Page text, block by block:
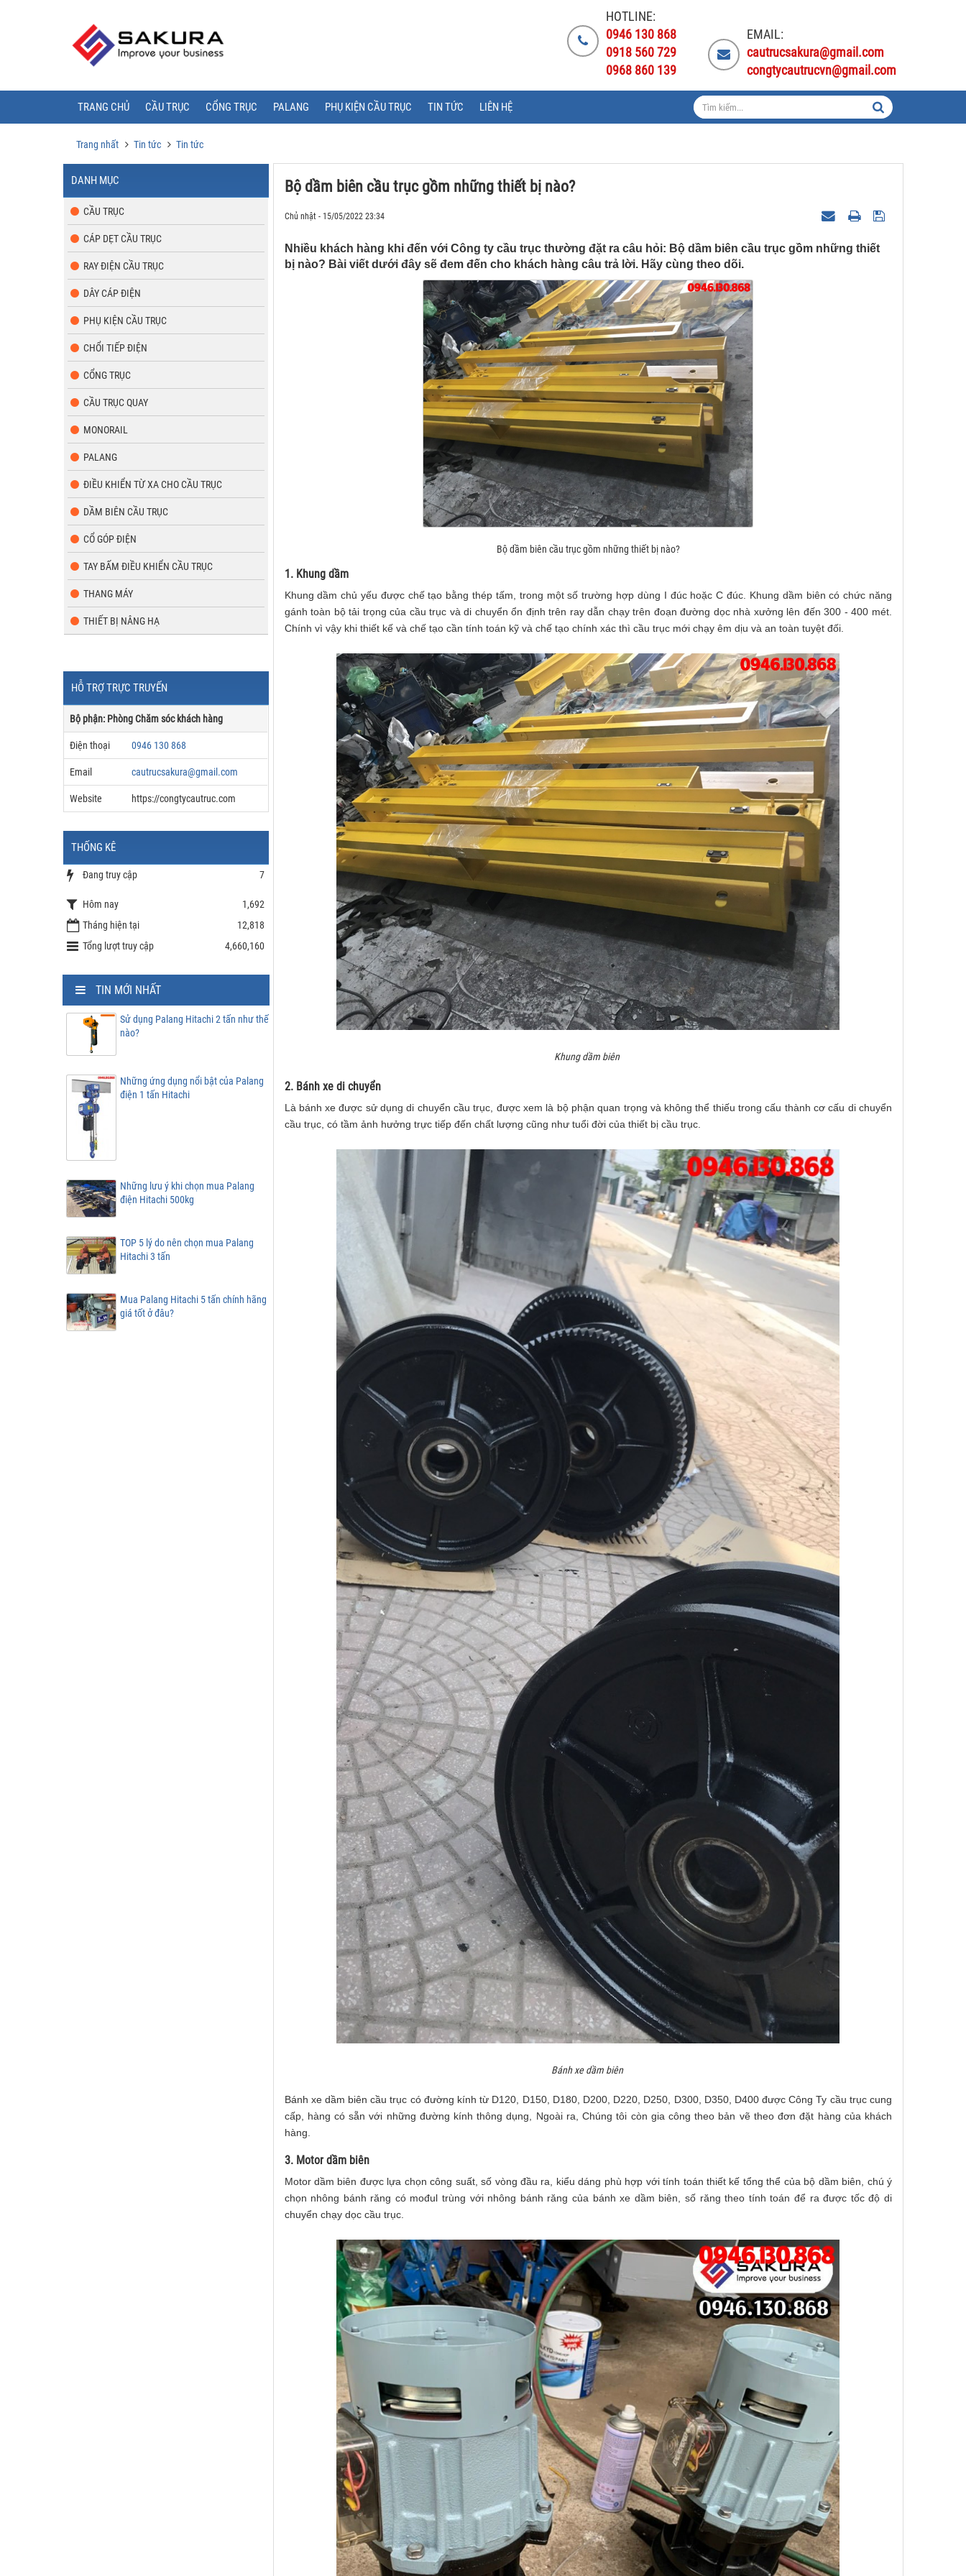
HOTLINE:
0946 130 868
0918 560 729
0968 860 139
EMAIL:
cautrucsakura@gmail.com
congtycautrucvn@gmail.com
TRANG CHỦ CẦU TRỤC CỔNG TRỤC PALANG PHỤ KIỆN CẦU TRỤC TIN TỨC LIÊN HỆ
Trang nhất Tin tức Tin tức
Bộ dầm biên cầu trục gồm những thiết bị nào?
Chủ nhật - 15/05/2022 23:34
Nhiều khách hàng khi đến với Công ty cầu trục thường đặt ra câu hỏi: Bộ dầm biên cầu trục gồm những thiết
bị nào? Bài viết dưới đây sẽ đem đến cho khách hàng câu trả lời. Hãy cùng theo dõi.
Bộ dầm biên cầu trục gồm những thiết bị nào?
1. Khung dầm
Khung dầm chủ yếu được chế tạo bằng thép tấm, trong một số trường hợp dùng I đúc hoặc C đúc. Khung dầm biên có chức năng
gánh toàn bộ tải trọng của cầu trục và di chuyển ổn định trên ray dẫn chạy trên đoạn đường dọc nhà xưởng lên đến 300 - 400 mét.
Chính vì vậy khi thiết kế và chế tạo cần tính toán kỹ và chế tạo chính xác thì cầu trục mới chạy êm dịu và an toàn tuyệt đối.
Khung dầm biên
2. Bánh xe di chuyển
Là bánh xe được sử dụng di chuyển cầu trục, được xem là bộ phận quan trọng và không thể thiếu trong cấu thành cơ cấu di chuyển
cầu trục, có tầm ảnh hưởng trực tiếp đến chất lượng cũng như tuổi đời của thiết bị cầu trục.
Bánh xe dầm biên
Bánh xe dầm biên cầu trục có đường kính từ D120, D150, D180, D200, D220, D250, D300, D350, D400 được Công Ty cầu trục cung
cấp, hàng có sẵn với những đường kính thông dụng, Ngoài ra, Chúng tôi còn gia công theo bản vẽ theo đơn đặt hàng của khách
hàng.
3. Motor dầm biên
Motor dầm biên được lựa chọn công suất, số vòng đầu ra, kiểu dáng phù hợp với tính toán thiết kế tổng thể của bộ dầm biên, chú ý
chọn nhông bánh răng có mođul trùng với nhông bánh răng của bánh xe dầm biên, số răng theo tính toán để ra được tốc độ di
chuyển chạy dọc cầu trục.
DANH MỤC
CẦU TRỤC
CÁP DẸT CẦU TRỤC
RAY ĐIỆN CẦU TRỤC
DÂY CÁP ĐIỆN
PHỤ KIỆN CẦU TRỤC
CHỔI TIẾP ĐIỆN
CỔNG TRỤC
CẦU TRỤC QUAY
MONORAIL
PALANG
ĐIỀU KHIỂN TỪ XA CHO CẦU TRỤC
DẦM BIÊN CẦU TRỤC
CỔ GÓP ĐIỆN
TAY BẤM ĐIỀU KHIỂN CẦU TRỤC
THANG MÁY
THIẾT BỊ NÂNG HẠ
HỖ TRỢ TRỰC TRUYẾN
Bộ phận: Phòng Chăm sóc khách hàng
Điện thoại 0946 130 868
Email cautrucsakura@gmail.com
Website https://congtycautruc.com
THỐNG KÊ
Đang truy cập 7
Hôm nay
1,692
Tháng hiện tại
12,818
Tổng lượt truy cập
4,660,160
TIN MỚI NHẤT
Sử dụng Palang Hitachi 2 tấn như thế
nào?
Những ứng dụng nổi bật của Palang
điện 1 tấn Hitachi
Những lưu ý khi chọn mua Palang
điện Hitachi 500kg
TOP 5 lý do nên chọn mua Palang
Hitachi 3 tấn
Mua Palang Hitachi 5 tấn chính hãng
giá tốt ở đâu?